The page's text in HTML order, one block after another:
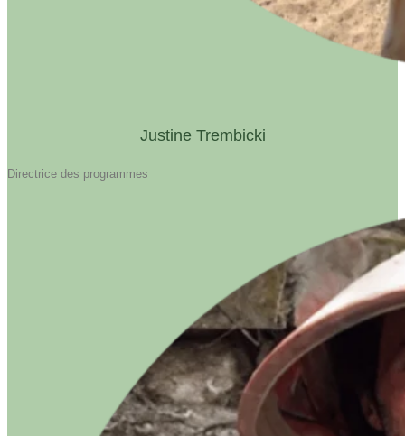
Justine Trembicki
Directrice des programmes